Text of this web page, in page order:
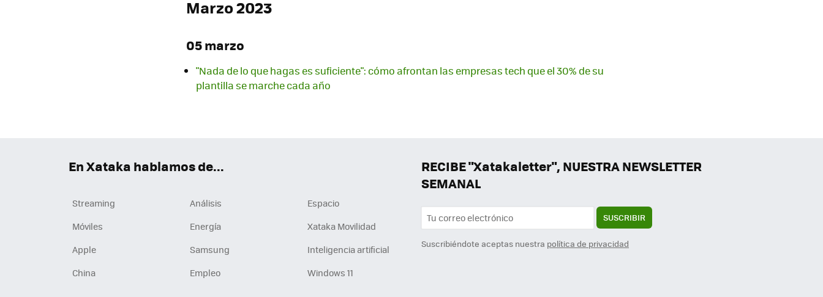
Marzo 2023
05 marzo
"Nada de lo que hagas es suficiente": cómo afrontan las empresas tech que el 30% de su
plantilla se marche cada año
RECIBE "Xatakaletter", NUESTRA NEWSLETTER
SEMANAL
SUSCRIBIR
Suscribiéndote aceptas nuestra política de privacidad
En Xataka hablamos de...
Streaming Análisis
Espacio
Móviles
Energía
Xataka Movilidad
Apple
Samsung
Inteligencia artificial
China
Empleo Windows 11